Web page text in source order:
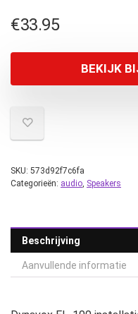
€33.95
BEKIJK
SKU: 573d92f7c6fa
Categorieën: audio, Speakers
Beschrijving
Aanvullende informatie